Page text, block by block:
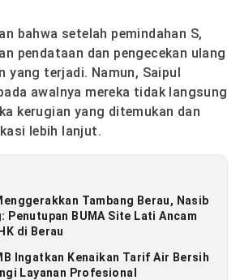
bahwa setelah pemindahan S,
pendataan dan pengecekan ulang
yang terjadi. Namun, Saipul
awalnya mereka tidak langsung
kerugian yang ditemukan dan
lebih lanjut.
Tambang Berau, Nasib
Penutupan BUMA Site Lati Ancam
di Berau
Ingatkan Kenaikan Tarif Air Bersih
Layanan Profesional